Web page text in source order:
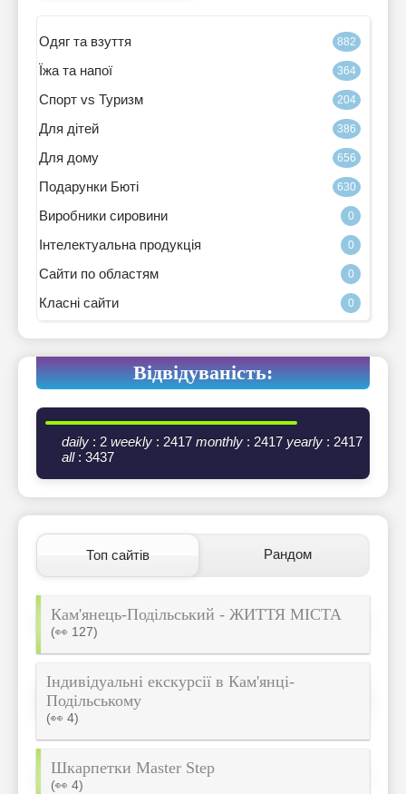
Одяг та взуття 882
Їжа та напої 364
Спорт vs Туризм 204
Для дітей 386
Для дому 656
Подарунки Бюті 630
Виробники сировини 0
Інтелектуальна продукція 0
Сайти по областям 0
Класні сайти 0
Відвідуваність:
daily : 2 weekly : 2417 monthly : 2417 yearly : 2417
all: 3437
Топ сайтів Рандом
Кам'янець-Подільський - ЖИТТЯ МІСТА
(👀 127)
Індивідуальні екскурсії в Кам'янці-
Подільському
(👀 4)
Шкарпетки Master Step
(👀 4)